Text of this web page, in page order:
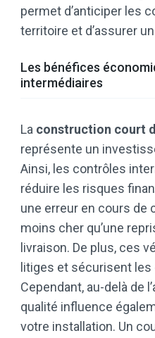
permet d’anticiper les
territoire et d’assurer
Les bénéfices
intermédiaires
La construction court
représente un
Ainsi, les contrôles
réduire les risques
une erreur en cours de
moins cher qu’une
livraison. De plus, ces
litiges et sécurisent
Cependant, au-delà de
qualité influence
votre installation. Un